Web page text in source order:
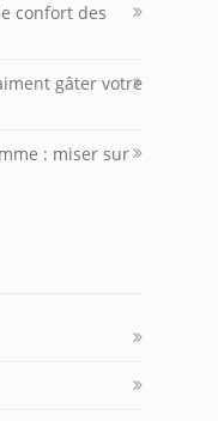
confort des
gâter votre
: miser sur